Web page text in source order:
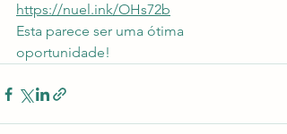
https://nuel.ink/OHs72b
Esta parece ser uma ótima
oportunidade!